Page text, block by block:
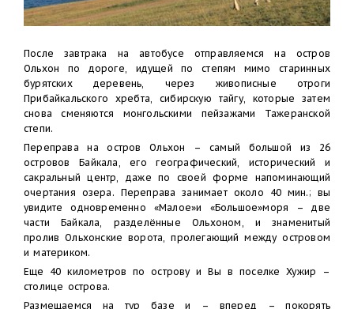
После завтрака на автобусе отправляемся на остров
Ольхон по дороге, идущей по степям мимо старинных
бурятских деревень, через живописные отроги
Прибайкальского хребта, сибирскую тайгу, которые затем
снова сменяются монгольскими пейзажами Тажеранской
степи.
Переправа на остров Ольхон – самый большой из 26
островов Байкала, его географический, исторический и
сакральный центр, даже по своей форме напоминающий
очертания озера. Переправа занимает около 40 мин.; вы
увидите одновременно «Малое»и «Большое»моря – две
части Байкала, разделённые Ольхоном, и знаменитый
пролив Ольхонские ворота, пролегающий между островом
и материком.
Еще 40 километров по острову и Вы в поселке Хужир –
столице острова.
Размещаемся на тур базе и – вперед – покорять